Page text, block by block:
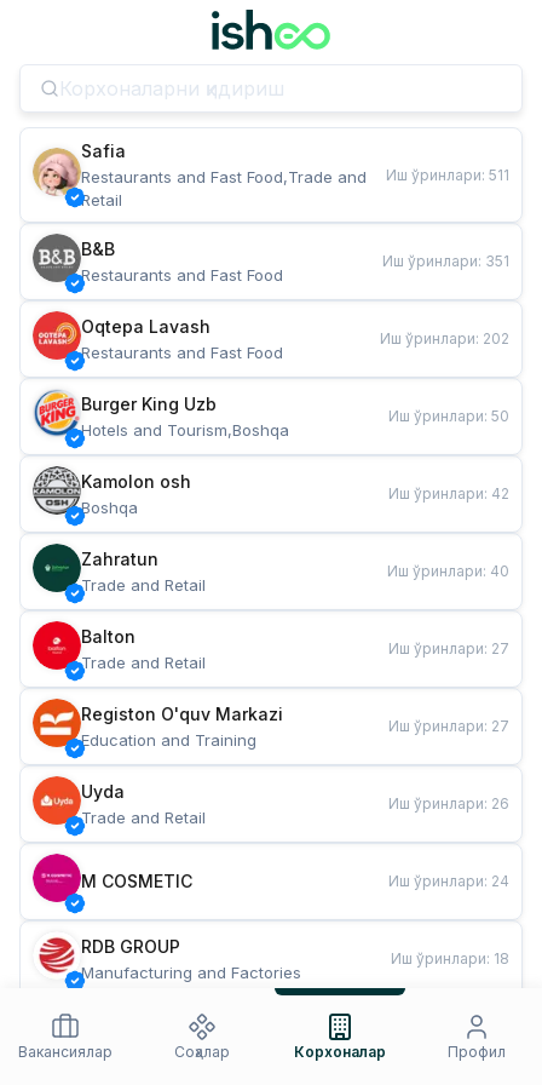
Safia
Restaurants and Fast Food,Trade and
Retail
Иш ўринлари: 511
B&B
Restaurants and Fast Food
Иш ўринлари: 351
Oqtepa Lavash
Restaurants and Fast Food
Иш ўринлари: 202
Burger King Uzb
Hotels and Tourism,Boshqa
Иш ўринлари: 50
Kamolon osh
Boshqa
Иш ўринлари: 42
Zahratun
Trade and Retail
Иш ўринлари: 40
Balton
Trade and Retail
Иш ўринлари: 27
Registon O'quv Markazi
Education and Training
Иш ўринлари: 27
Uyda
Trade and Retail
Иш ўринлари: 26
M COSMETIC Иш ўринлари: 24
RDB GROUP
Manufacturing and Factories
Иш ўринлари: 18
Restaurants and Fast Food
Иш ўринлари
Вакансиялар
Соҳалар Корхоналар Профил